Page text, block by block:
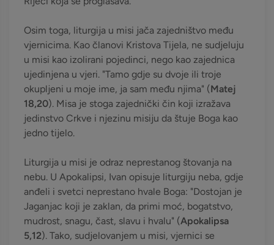
Osim toga, liturgija u misi jača zajedništvo među
vjernicima. Kao članovi Kristova Tijela, ne sudjeluju
u misi kao izolirani pojedinci, nego kao zajednica
ujedinjena u vjeri. "Tamo gdje su dvoje ili troje
okupljeni u moje ime, ja sam među njima" (Matej
18,20). Misa je stoga zajednički čin koji izražava
jedinstvo Crkve i njezinu misiju da štuje Boga kao
jedno tijelo.
Liturgija u misi je odraz neprestanog štovanja na
nebu. U Apokalipsi, Ivan opisuje liturgiju neba, gdje
anđeli i svetci neprestano hvale Boga: "Dostojan je
Jaganjac koji je zaklan, da primi moć, bogatstvo,
mudrost, snagu, čast, slavu i hvalu" (Apokalipsa
5,12). Tako, sudjelovanjem u misi, vjernici se